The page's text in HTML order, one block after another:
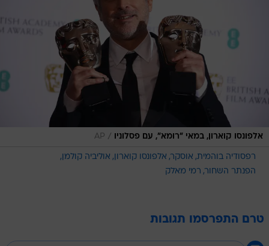
אלפונסו קוארון, במאי "רומא", עם פסלוניו /
AP
רפסודיה בוהמית אוסקר אלפונסו קוארון
אוליביה קולמן
הפנתר השחור רמי מאלק
טרם התפרסמו תגובות